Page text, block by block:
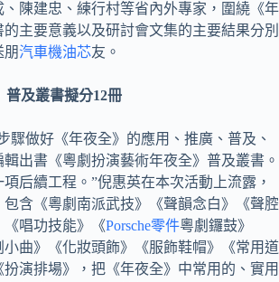
陳建忠、練行村等省內外專家，圍繞《年
主要意義以及研討會文集的主要結果分別
朋汽車機油芯友。
普及叢書擬分12冊
驟做好《年夜全》的應用、推廣、普及、
出書《粵劇扮演藝術年夜全》普及叢書。
后續工程。”倪惠英在本次活動上流露，
含《粵劇南派武技》《聲韻念白》《聲腔
唱功技能》《Porsche零件粵劇鑼鼓》
小曲》《化妝頭飾》《服飾鞋帽》《常用道
演排場》，把《年夜全》中常用的、實用